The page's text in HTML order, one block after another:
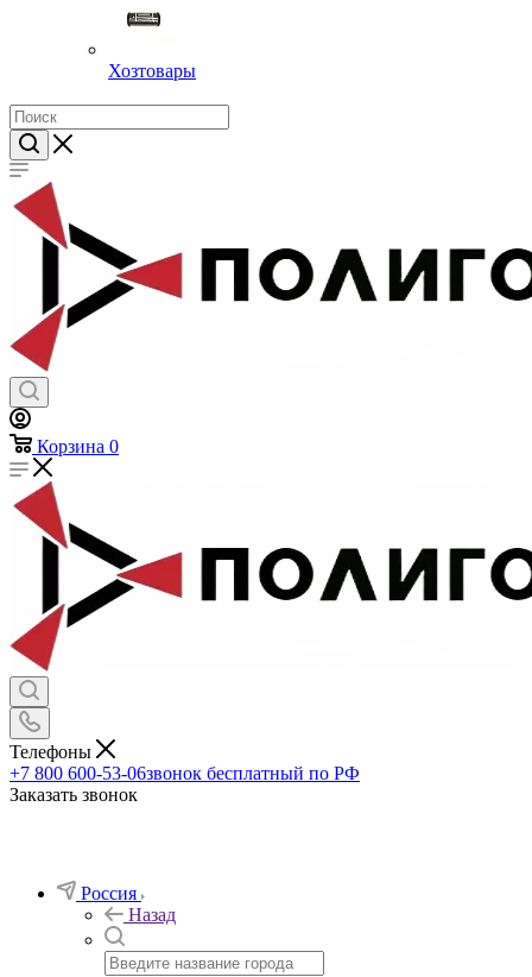
Хозтовары
Корзина 0
Телефоны
+7 800 600-53-06звонок бесплатный по РФ
Заказать звонок
Россия
Назад